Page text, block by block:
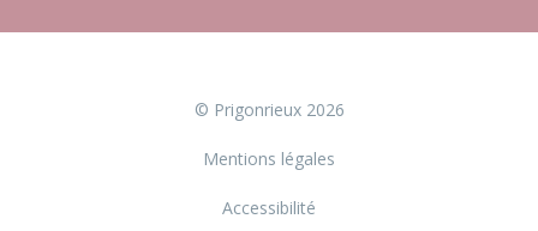
© Prigonrieux 2026
Mentions légales
Accessibilité